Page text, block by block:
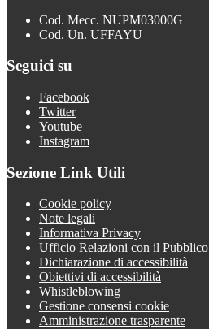
Cod. Mecc. NUPM03000G
Cod. Un. UFFAYU
Seguici su
Facebook
Twitter
Youtube
Instagram
Sezione Link Utili
Cookie policy
Note legali
Informativa Privacy
Ufficio Relazioni con il Pubblico
Dichiarazione di accessibilità
Obiettivi di accessibilità
Whistleblowing
Gestione consensi cookie
Amministrazione trasparente